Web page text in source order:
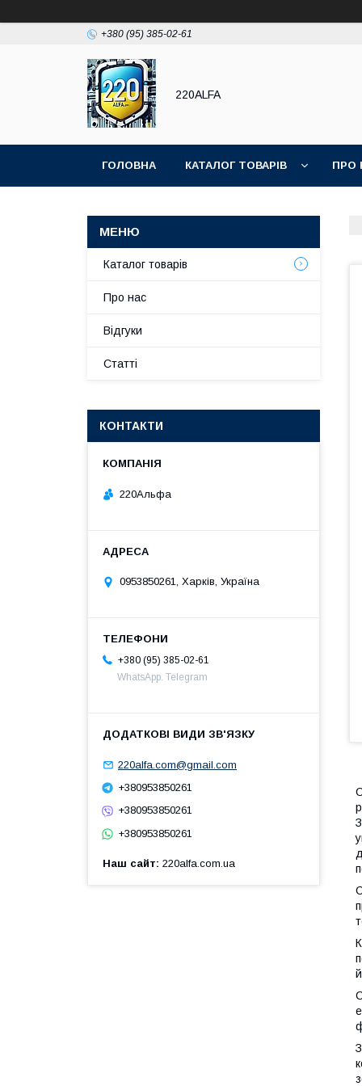
+380 (95) 385-02-61
220ALFA
ГОЛОВНА КАТАЛОГ ТОВАРІВ ПРО
Каталог товарів
Про нас
Відгуки
Статті
КОНТАКТИ
220Альфа
0953850261, Харків, Україна
+380 (95) 385-02-61
WhatsApp. Telegram
220alfa.com@gmail.com
+380953850261
+380953850261
+380953850261
Наш сайт 220alfa.com.ua